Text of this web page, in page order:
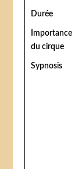
Durée
Importance
du cirque
Sypnosis